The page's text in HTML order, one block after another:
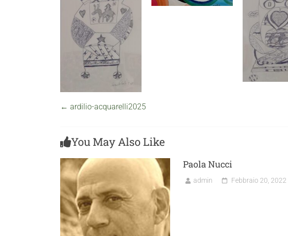
← ardilio-acquarelli2025
You May Also Like
Paola Nucci
admin Febbraio 20, 2022